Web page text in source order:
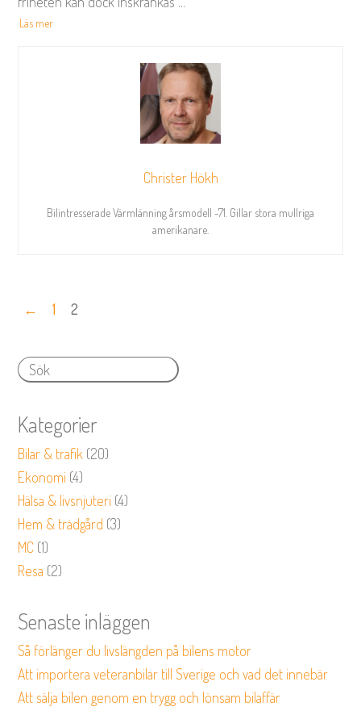
Läs mer
Christer Hökh
Bilintresserade Värmlänning årsmodell -71. Gillar stora mullriga
amerikanare.
← 1 2
Kategorier
Bilar & trafik (20)
Ekonomi (4)
Hälsa & livsnjuteri (4)
Hem & trädgård (3)
MC (1)
Resa (2)
Senaste inläggen
Så förlänger du livslängden på bilens motor
Att importera veteranbilar till Sverige och vad det innebär
Att sälja bilen genom en trygg och lönsam bilaffär